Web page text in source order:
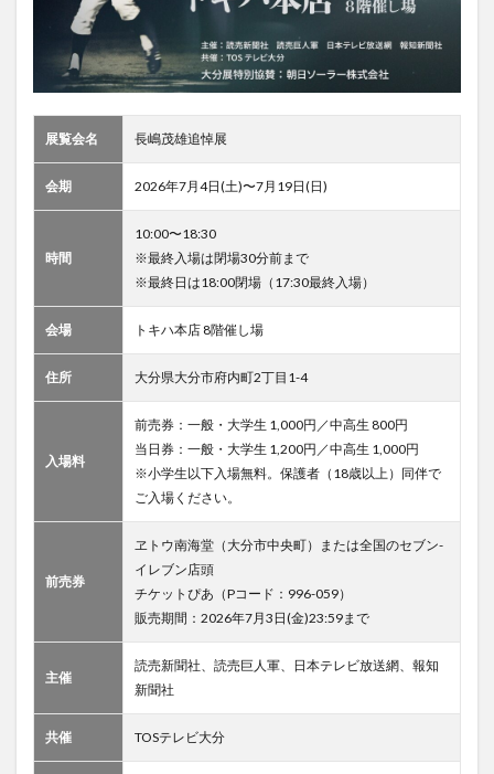
展覧会名 長嶋茂雄追悼展
会期 2026年7月4日(土)〜7月19日(日)
時間
10:00〜18:30
※最終入場は閉場30分前まで
※最終日は18:00閉場（17:30最終入場）
会場 トキハ本店 8階催し場
住所 大分県大分市府内町2丁目1-4
入場料
前売券：一般・大学生 1,000円／中高生 800円
当日券：一般・大学生 1,200円／中高生 1,000円
※小学生以下入場無料。保護者（18歳以上）同伴で
ご入場ください。
前売券
ヱトウ南海堂（大分市中央町）または全国のセブン-
イレブン店頭
チケットぴあ（Pコード：996-059）
販売期間：2026年7月3日(金)23:59まで
主催
読売新聞社、読売巨人軍、日本テレビ放送網、報知
新聞社
共催 TOSテレビ大分